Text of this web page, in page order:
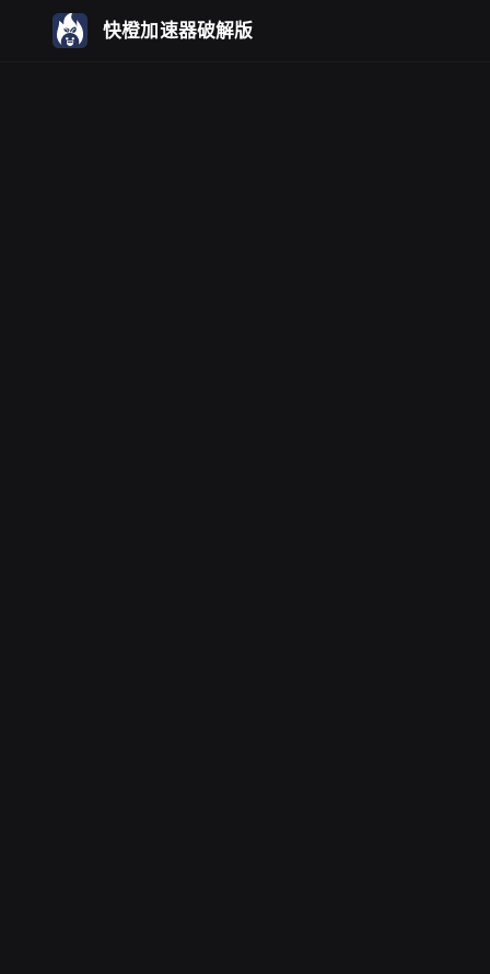
快橙加速器破解版